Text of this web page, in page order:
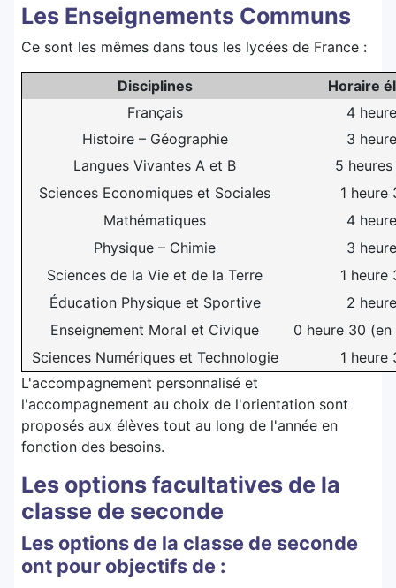
Les Enseignements Communs
Ce sont les mêmes dans tous les lycées de France :
Disciplines
Horaire
Français
4
Histoire – Géographie
3
Langues Vivantes A et B
5
Sciences Economiques et Sociales
1 heure
Mathématiques
4
Physique – Chimie
3
Sciences de la Vie et de la Terre
1 heure
Éducation Physique et Sportive
2
Enseignement Moral et Civique
0 heure 30
Sciences Numériques et Technologie
1 heure
L'accompagnement personnalisé et
l'accompagnement au choix de l'orientation sont
proposés aux élèves tout au long de l'année en
fonction des besoins.
Les options facultatives de la
classe de seconde
Les options de la classe de seconde
ont pour objectifs de :